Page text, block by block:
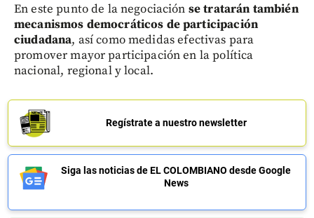
En este punto de la negociación se tratarán también
mecanismos democráticos de participación
ciudadana, así como medidas efectivas para
promover mayor participación en la política
nacional, regional y local.
Regístrate a nuestro newsletter
Siga las noticias de EL COLOMBIANO desde Google
News